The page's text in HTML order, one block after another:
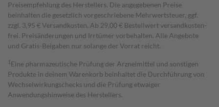
Preisempfehlung des Herstellers. Die angegebenen Preise
beinhalten die gesetzlich vorgeschriebene Mehrwertsteuer, ggf.
zzgl. 3,95 € Versandkosten. Ab 29,00 € Bestell­wert versand­kosten­
frei. Preisänderungen und Irrtümer vorbehalten. Alle Angebote
und Gratis-Beigaben nur solange der Vorrat reicht.
1 Eine pharmazeutische Prüfung der Arzneimittel und sonstigen
Produkte in deinem Warenkorb beinhaltet die Durchführung von
Wechselwirkungschecks und die Prüfung etwaiger
Anwendungshinweise des Herstellers.